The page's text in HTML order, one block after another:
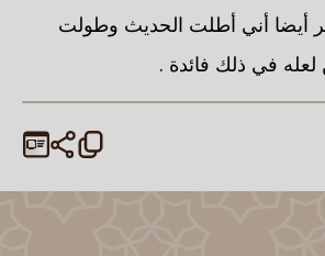
أيضا أني أطلت الحديث وطولت
لعله في ذلك فائدة .